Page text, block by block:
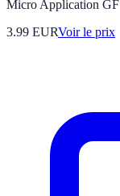
Micro Application GF
3.99 EURVoir le prix